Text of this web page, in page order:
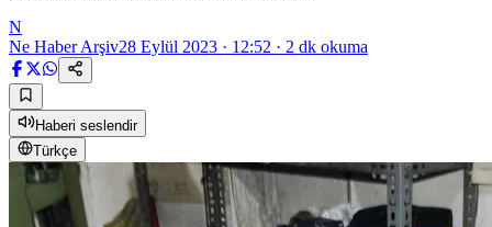
N
Ne Haber Arşiv28 Eylül 2023 · 12:52 · 2 dk okuma
Haberi seslendir
Türkçe